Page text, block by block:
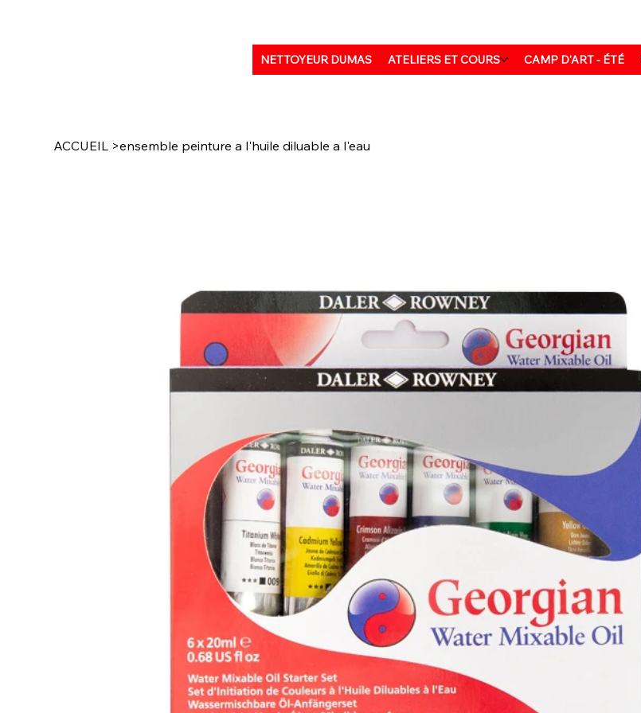
NETTOYEUR DUMAS ATELIERS ET COURS CAMP D'ART - ÉTÉ
ACCUEIL >ensemble peinture a l'huile diluable a l'eau